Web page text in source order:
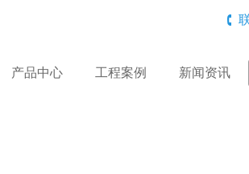
产品中心 工程案例 新闻资讯